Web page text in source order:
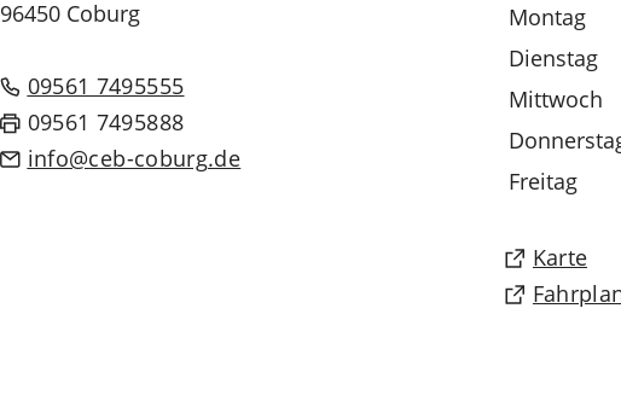
96450 Coburg
09561 7495555
09561 7495888
info
ceb-coburg de
Montag
Dienstag
Mittwoch
Freitag
Karte
(Öffnet
in
(Öffnet